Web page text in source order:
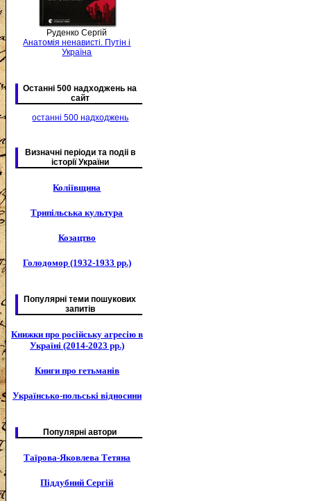
Руденко Сергій
Анатомія ненависті. Путін і
Україна
Останні 500 надходжень на
сайт
останні 500 надходжень
Визначні періоди та подіі в
історії України
Коліївщина
Трипільська культура
Козацтво
Голодомор (1932-1933 рр.)
Популярні теми пошукових
запитів
Книжки про російську агресію в
Україні (2014-2023 рр.)
Книги про гетьманів
Українсько-польські відносини
Популярні автори
Таїрова-Яковлева Тетяна
Піддубний Сергій